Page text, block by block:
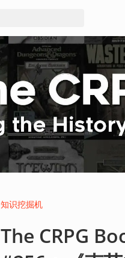
知识挖掘机
The CRPG